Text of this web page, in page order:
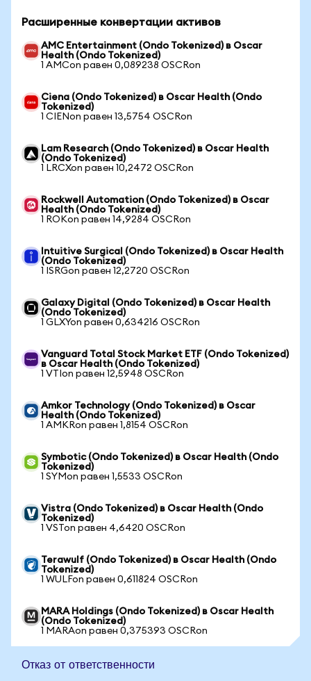
Расширенные конвертации активов
AMC Entertainment (Ondo Tokenized) в Oscar
Health (Ondo Tokenized)
1 AMCon равен 0,089238 OSCRon
Ciena (Ondo Tokenized) в Oscar Health (Ondo
Tokenized)
1 CIENon равен 13,5754 OSCRon
Lam Research (Ondo Tokenized) в Oscar Health
(Ondo Tokenized)
1 LRCXon равен 10,2472 OSCRon
Rockwell Automation (Ondo Tokenized) в Oscar
Health (Ondo Tokenized)
1 ROKon равен 14,9284 OSCRon
Intuitive Surgical (Ondo Tokenized) в Oscar Health
(Ondo Tokenized)
1 ISRGon равен 12,2720 OSCRon
Galaxy Digital (Ondo Tokenized) в Oscar Health
(Ondo Tokenized)
1 GLXYon равен 0,634216 OSCRon
Vanguard Total Stock Market ETF (Ondo Tokenized)
в Oscar Health (Ondo Tokenized)
1 VTIon равен 12,5948 OSCRon
Amkor Technology (Ondo Tokenized) в Oscar
Health (Ondo Tokenized)
1 AMKRon равен 1,8154 OSCRon
Symbotic (Ondo Tokenized) в Oscar Health (Ondo
Tokenized)
1 SYMon равен 1,5533 OSCRon
Vistra (Ondo Tokenized) в Oscar Health (Ondo
Tokenized)
1 VSTon равен 4,6420 OSCRon
Terawulf (Ondo Tokenized) в Oscar Health (Ondo
Tokenized)
1 WULFon равен 0,611824 OSCRon
MARA Holdings (Ondo Tokenized) в Oscar Health
(Ondo Tokenized)
1 MARAon равен 0,375393 OSCRon
Отказ от ответственности